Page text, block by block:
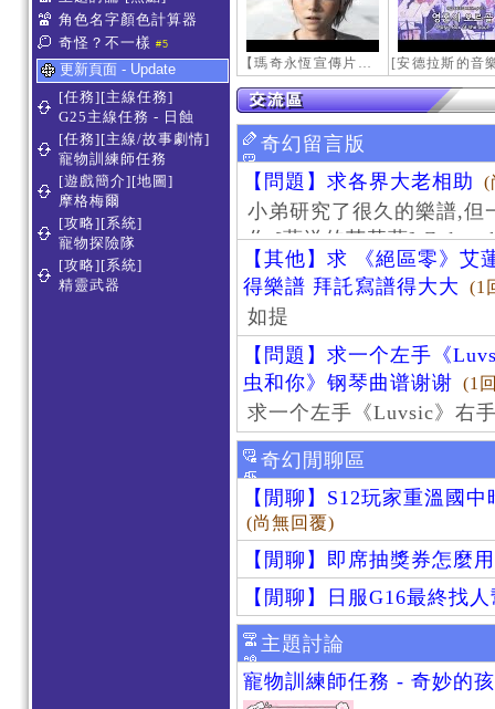
角色名字顏色計算器
奇怪？不一樣 #5
更新頁面 - Update
[任務][主線任務]
G25主線任務 - 日蝕
[任務][主線/故事劇情]
寵物訓練師任務
[遊戲簡介][地圖]
摩格梅爾
[攻略][系統]
寵物探險隊
[攻略][系統]
精靈武器
【瑪奇永恆宣傳片】最初的感動
奇幻留言版
【問題】求各界大老相助
(
小弟研究了很久的樂譜,但
作 [葬送的芙莉蓮]-
【其他】求 《絕區零》艾
得樂譜 拜託寫譜得大大
(1
如提
【問題】求一个左手《
虫和你》钢琴曲谱谢谢 (1
求一个左手《Luvsic》右
奇幻閒聊區
【閒聊】S12玩家重溫國
(尚無回覆)
【閒聊】即席抽獎券怎麼
【閒聊】日服G16最終找
主題討論
寵物訓練師任務 - 奇妙的